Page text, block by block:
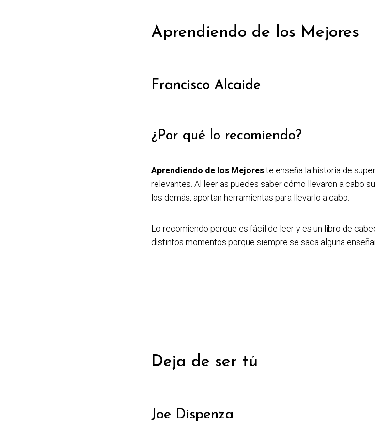
Aprendiendo de los Mejores
Francisco Alcaide
¿Por qué lo recomiendo?
Aprendiendo de los Mejoreste enseña la historia de
relevantes. Al leerlas puedes saber cómo llevaron a cabo
los demás, aportan herramientas para llevarlo a cabo.
Lo recomiendo porque es fácil de leer y es un libro de
distintos momentos porque siempre se saca alguna
Deja de ser tú
Joe Dispenza